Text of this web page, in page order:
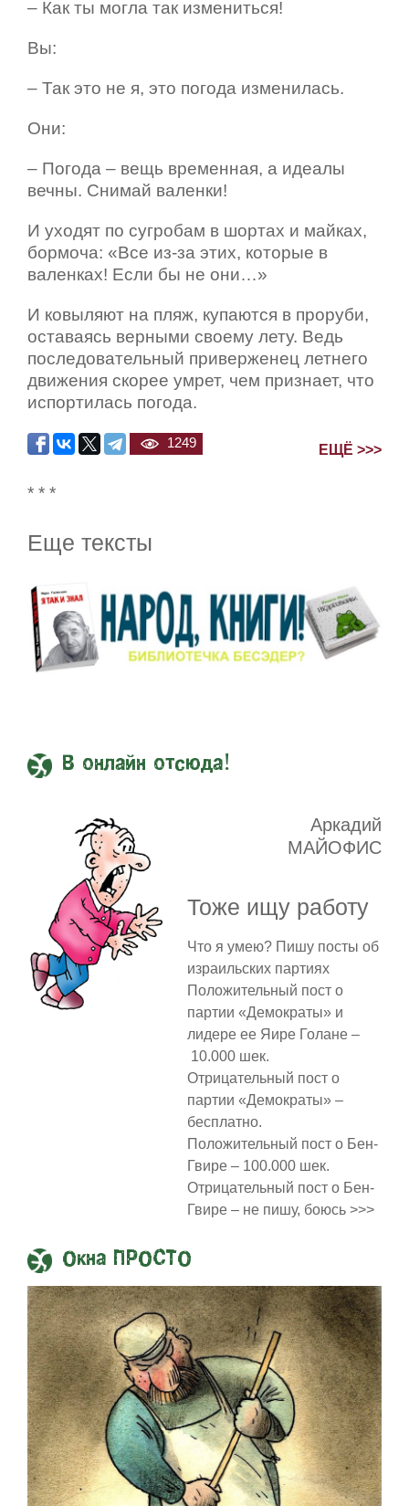
– Как ты могла так измениться!
Вы:
– Так это не я, это погода изменилась.
Они:
– Погода – вещь временная, а идеалы
вечны. Снимай валенки!
И уходят по сугробам в шортах и майках,
бормоча: «Все из-за этих, которые в
валенках! Если бы не они…»
И ковыляют на пляж, купаются в проруби,
оставаясь верными своему лету. Ведь
последовательный приверженец летнего
движения скорее умрет, чем признает, что
испортилась погода.
1249 ЕЩЁ >>>
* * *
Еще тексты
В онлайн отсюда!
Аркадий
МАЙОФИС
Тоже ищу работу
Что я умею? Пишу посты об
израильских партиях
Положительный пост о
партии «Демократы» и
лидере ее Яире Голане –
10.000 шек.
Отрицательный пост о
партии «Демократы» –
бесплатно.
Положительный пост о Бен-
Гвире – 100.000 шек.
Отрицательный пост о Бен-
Гвире – не пишу, боюсь >>>
Окна ПРОСТО